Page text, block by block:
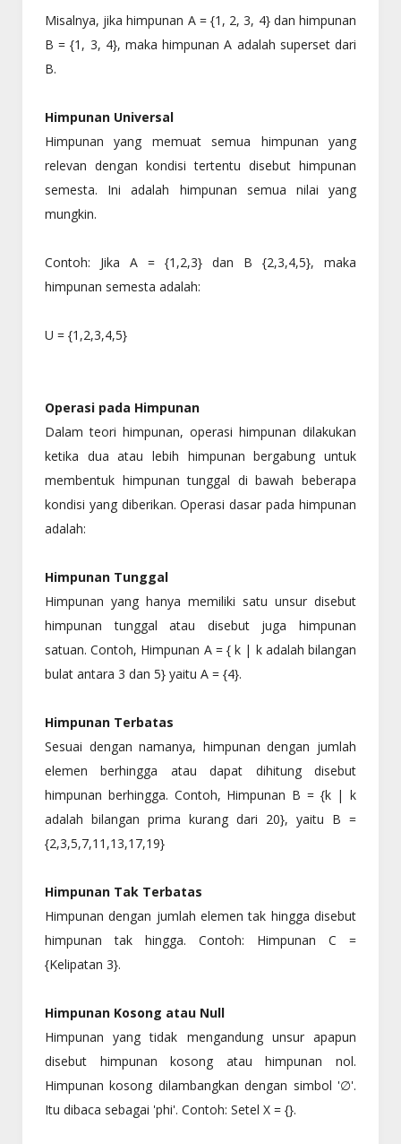
Misalnya, jika himpunan A = {1, 2, 3, 4} dan himpunan
B = {1, 3, 4}, maka himpunan A adalah superset dari
B.
Himpunan Universal
Himpunan yang memuat semua himpunan yang
relevan dengan kondisi tertentu disebut himpunan
semesta. Ini adalah himpunan semua nilai yang
mungkin.
Contoh: Jika A = {1,2,3} dan B {2,3,4,5}, maka
himpunan semesta adalah:
U = {1,2,3,4,5}
Operasi pada Himpunan
Dalam teori himpunan, operasi himpunan dilakukan
ketika dua atau lebih himpunan bergabung untuk
membentuk himpunan tunggal di bawah beberapa
kondisi yang diberikan. Operasi dasar pada himpunan
adalah:
Himpunan Tunggal
Himpunan yang hanya memiliki satu unsur disebut
himpunan tunggal atau disebut juga himpunan
satuan. Contoh, Himpunan A = { k | k adalah bilangan
bulat antara 3 dan 5} yaitu A = {4}.
Himpunan Terbatas
Sesuai dengan namanya, himpunan dengan jumlah
elemen berhingga atau dapat dihitung disebut
himpunan berhingga. Contoh, Himpunan B = {k | k
adalah bilangan prima kurang dari 20}, yaitu B =
{2,3,5,7,11,13,17,19}
Himpunan Tak Terbatas
Himpunan dengan jumlah elemen tak hingga disebut
himpunan tak hingga. Contoh: Himpunan C =
{Kelipatan 3}.
Himpunan Kosong atau Null
Himpunan yang tidak mengandung unsur apapun
disebut himpunan kosong atau himpunan nol.
Himpunan kosong dilambangkan dengan simbol '∅'.
Itu dibaca sebagai 'phi'. Contoh: Setel X = {}.